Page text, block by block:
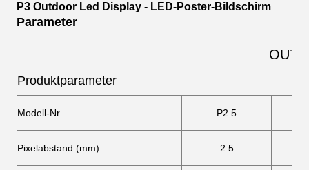
P3 Outdoor Led Display - LED-Poster-Bildschirm
Parameter
Produktparameter
Modell-Nr. P2.5
Pixelabstand (mm) 2.5